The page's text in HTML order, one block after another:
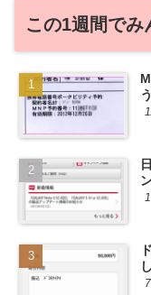
この1週間でみ